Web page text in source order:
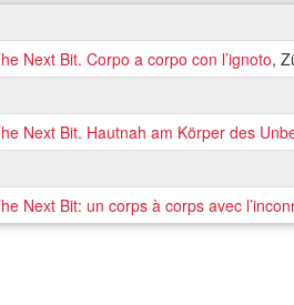
Next Bit. Corpo a corpo con l’ignoto,
Next Bit. Hautnah am Körper des
Next Bit: un corps à corps avec